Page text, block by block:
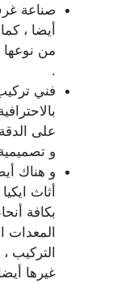
صناعة
أيضا ،
من نوعها
.
فني
على
و
و هناك
أثاث
بكافة
المعدات
التركيب ،
غيرها